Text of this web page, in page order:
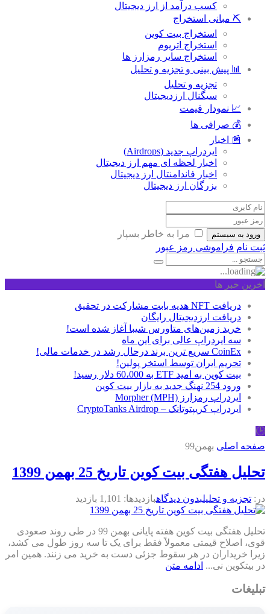
کسب درآمد از ارز دیجیتال
⛏ مبانی استخراج
استخراج بیت کوین
استخراج اتریوم
استخراج سایر رمزارز ها
📊 پیش بینی و تجزیه و تحلیل
تجزیه و تحلیل
سیگنال ارزدیجیتال
📈 نمودار قیمت
💰 صرافی ها
📰 اخبار
ایردراپ جدید (Airdrops)
اخبار لحظه ای مهم ارز دیجیتال
اخبار فاندامنتال ارز دیجیتال
بزرگان ارز دیجیتال
ورود به سیستم
مرا به خاطر بسپار
ثبت نام فراموشی رمز عبور
آخرین خبر ها
دریافت NFT هدیه بابت مشارکت در تحقیق
دریافت ارزدیجیتال رایگان
خرید زمین‌های متاورس شیبا آغاز شده است!
سه ایردراپ عالی برای این ماه
CoinEx سریع ترین برند درحال رشد در خدمات مالی!
تحریم ایران توسط استخر پولین!
بیت کوین به امید ETF به 60،000 دلار رسید!
ورود 254 نهنگ جدید به بازار بیت کوین
ایردراپ رمزارز Morpher (MPH)
ایردراپ کریپتوتانک – CryptoTanks Airdrop
🕒
صفحه اصلی بهمن99
تحلیل هفتگی بیت کوین تاریخ 25 بهمن 1399
در: تجزیه و تحلیلبدون دیدگاهبازدیدها: 1,101 بازدید
تحلیل هفتگی بیت کوین هفته پایانی بهمن 99 در طی روند صعودی
قوی، اصلاح قیمتی معمولاً فقط برای یک تا سه روز طول می کشد،
زیرا خریداران در هر سقوط جزئی دست به خرید می زنند. همین امر
در بیتکوین نی... ادامه متن
تبلیغات